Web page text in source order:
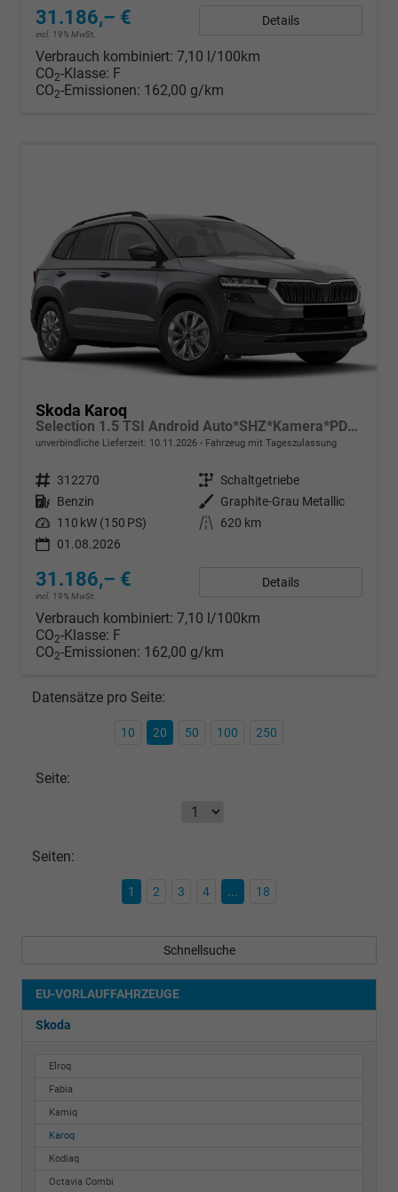
31.186,– €
incl. 19% MwSt.
Details
Verbrauch kombiniert: 7,10 l/100km
CO2-Klasse: F
CO2-Emissionen: 162,00 g/km
Skoda Karoq
Selection 1.5 TSI Android Auto*SHZ*Kamera*PDC v/h*Klimaauto*SUNSET*LED
unverbindliche Lieferzeit: 10.11.2026 Fahrzeug mit Tageszulassung
Fahrzeugnr. 312270 Getriebe Schaltgetriebe
Kraftstoff Benzin Außenfarbe
Graphite-Grau Metallic
Leistung 110 kW (150 PS) Kilometerstand
620 km
01.08.2026
31.186,– €
incl. 19% MwSt.
Details
Verbrauch kombiniert: 7,10 l/100km
CO2-Klasse: F
CO2-Emissionen: 162,00 g/km
Datensätze pro Seite:
10 20 50 100 250
Seite:
Seiten:
1 2 3 4 ... 18
Schnellsuche
EU-VORLAUFFAHRZEUGE
Skoda
Elroq
Fabia
Kamiq
Karoq
Kodiaq
Octavia Combi